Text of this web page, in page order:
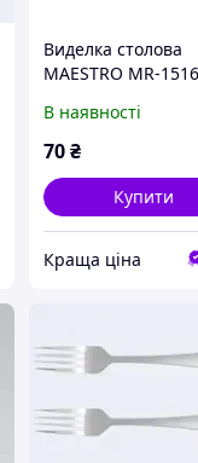
Виделка столова
MAESTRO MR-
В наявності
70₴
Купити
Краща ціна